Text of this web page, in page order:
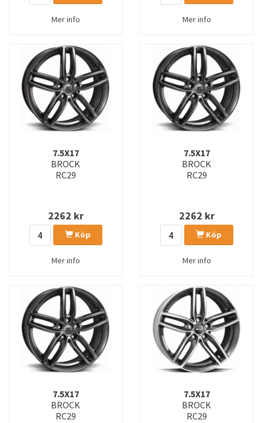
Mer info Mer info
7.5X17
BROCK
RC29
2262 kr
Köp
Mer info
7.5X17
BROCK
RC29
2262 kr
Köp
Mer info
7.5X17
BROCK
RC29
7.5X17
BROCK
RC29